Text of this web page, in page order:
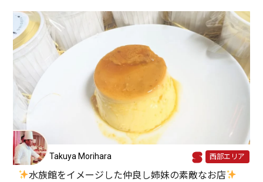
Takuya Morihara 西部エリア
水族館をイメージした仲良し姉妹の素敵なお店